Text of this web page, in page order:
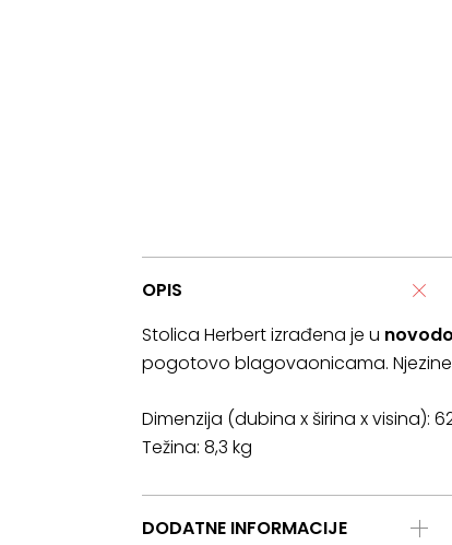
OPIS
Stolica Herbert izrađena je u
pogotovo blagovaonicama.
Dimenzija (dubina x širina x visina):
Težina: 8,3 kg
DODATNE INFORMACIJE